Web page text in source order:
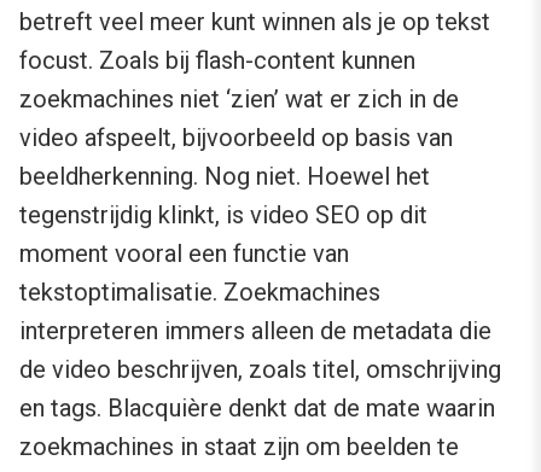
betreft veel meer kunt winnen als je op tekst
focust. Zoals bij flash-content kunnen
zoekmachines niet ‘zien’ wat er zich in de
video afspeelt, bijvoorbeeld op basis van
beeldherkenning. Nog niet. Hoewel het
tegenstrijdig klinkt, is video SEO op dit
moment vooral een functie van
tekstoptimalisatie. Zoekmachines
interpreteren immers alleen de metadata die
de video beschrijven, zoals titel, omschrijving
en tags. Blacquière denkt dat de mate waarin
zoekmachines in staat zijn om beelden te